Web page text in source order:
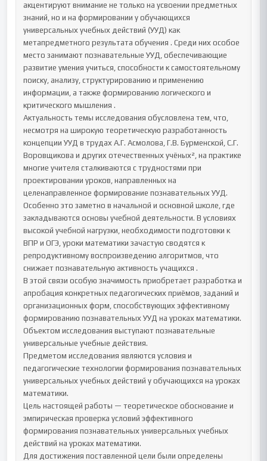
акцентируют внимание не только на усвоении предметных
знаний, но и на формировании у обучающихся
универсальных учебных действий (УУД) как
метапредметного результата обучения . Среди них особое
место занимают познавательные УУД, обеспечивающие
развитие умения учиться, способности к самостоятельному
поиску, анализу, структурированию и применению
информации, а также формированию логического и
критического мышления .
Актуальность темы исследования обусловлена тем, что,
несмотря на широкую теоретическую разработанность
концепции УУД в трудах А.Г. Асмолова, Г.В. Бурменской, С.Г.
Воровщикова и других отечественных учёных², на практике
многие учителя сталкиваются с трудностями при
проектировании уроков, направленных на
целенаправленное формирование познавательных УУД.
Особенно это заметно в начальной и основной школе, где
закладываются основы учебной деятельности. В условиях
высокой учебной нагрузки, необходимости подготовки к
ВПР и ОГЭ, уроки математики зачастую сводятся к
репродуктивному воспроизведению алгоритмов, что
снижает познавательную активность учащихся .
В этой связи особую значимость приобретает разработка и
апробация конкретных педагогических приёмов, заданий и
организационных форм, способствующих эффективному
формированию познавательных УУД на уроках математики.
Объектом исследования выступают познавательные
универсальные учебные действия.
Предметом исследования являются условия и
педагогические технологии формирования познавательных
универсальных учебных действий у обучающихся на уроках
математики.
Цель настоящей работы — теоретическое обоснование и
эмпирическая проверка условий эффективного
формирования познавательных универсальных учебных
действий на уроках математики.
Для достижения поставленной цели были определены